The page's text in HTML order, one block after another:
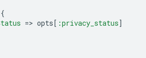
{
=> opts[ :privacy_status]